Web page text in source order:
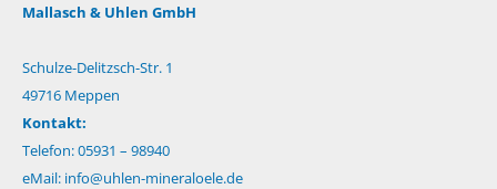
Mallasch & Uhlen GmbH
Schulze-Delitzsch-Str. 1
49716 Meppen
Kontakt:
Telefon: 05931 – 98940
eMail: info@uhlen-mineraloele.de